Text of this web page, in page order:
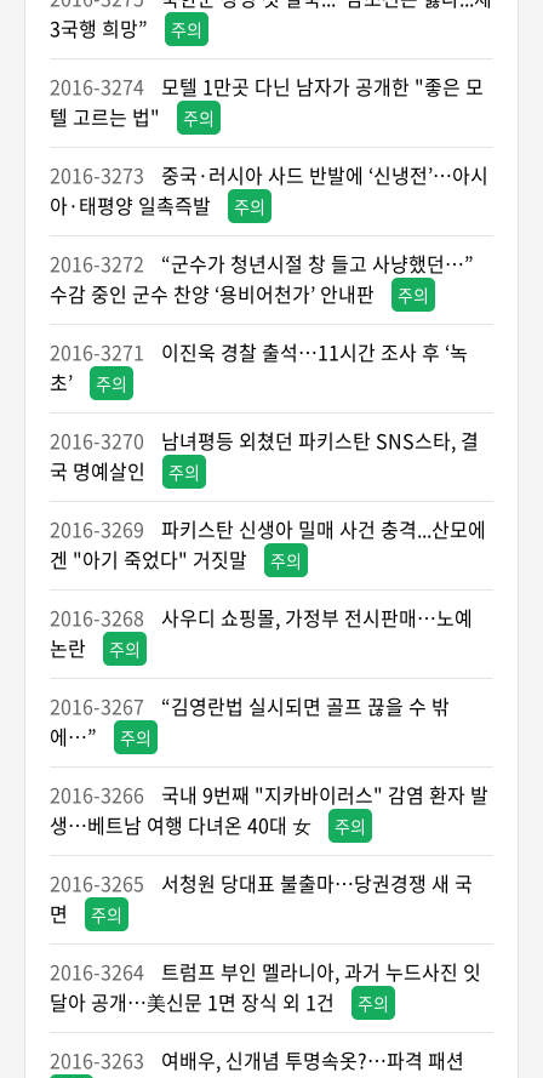
3국행 희망”
주의
2016-3274 모텔 1만곳 다닌 남자가 공개한 "좋은 모
텔 고르는 법"
주의
2016-3273
중국·러시아 사드 반발에 ‘신냉전’…아시
아·태평양 일촉즉발
주의
2016-3272
“군수가 청년시절 창 들고 사냥했던…”
수감 중인 군수 찬양 ‘용비어천가’ 안내판
주의
2016-3271
이진욱 경찰 출석…11시간 조사 후 ‘녹
초’
주의
2016-3270
남녀평등 외쳤던 파키스탄 SNS스타, 결
국 명예살인
주의
2016-3269
파키스탄 신생아 밀매 사건 충격...산모에
겐 "아기 죽었다" 거짓말
주의
2016-3268
사우디 쇼핑몰, 가정부 전시판매…노예
논란
주의
2016-3267
“김영란법 실시되면 골프 끊을 수 밖
에…”
주의
2016-3266
국내 9번째 "지카바이러스" 감염 환자 발
생…베트남 여행 다녀온 40대 女
주의
2016-3265
서청원 당대표 불출마…당권경쟁 새 국
면
주의
2016-3264 트럼프 부인 멜라니아, 과거 누드사진 잇
달아 공개…美신문 1면 장식 외 1건
주의
2016-3263 여배우, 신개념 투명속옷?…파격 패션